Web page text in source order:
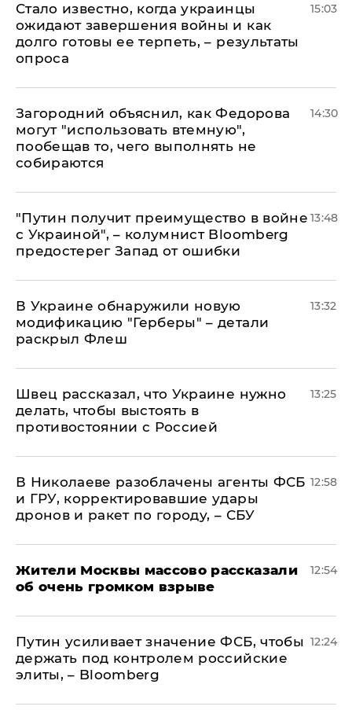
Стало известно, когда украинцы
ожидают завершения войны и как
долго готовы ее терпеть, – результаты
опроса
15:03
Загородний объяснил, как Федорова
могут "использовать втемную",
пообещав то, чего выполнять не
собираются
14:30
"Путин получит преимущество в войне
с Украиной", – колумнист Bloomberg
предостерег Запад от ошибки
13:48
В Украине обнаружили новую
модификацию "Герберы" – детали
раскрыл Флеш
13:32
Швец рассказал, что Украине нужно
делать, чтобы выстоять в
противостоянии с Россией
13:25
В Николаеве разоблачены агенты ФСБ
и ГРУ, корректировавшие удары
дронов и ракет по городу, – СБУ
12:58
Жители Москвы массово рассказали
об очень громком взрыве
12:54
Путин усиливает значение ФСБ, чтобы
держать под контролем российские
элиты, – Bloomberg
12:24